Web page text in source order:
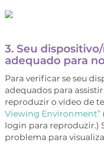
3. Seu
adequado para
Para verificar se seu
adequados para
reproduzir o vídeo de
Viewing Environment”
login para reproduzir.)
problema para